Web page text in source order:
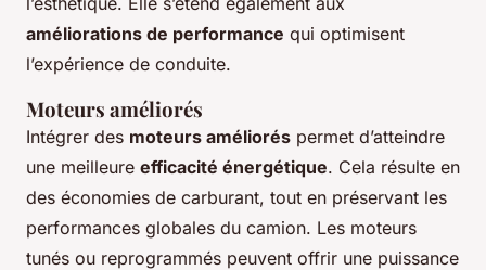
améliorations de performance qui optimisent
l’expérience de conduite.
Moteurs améliorés
Intégrer des moteurs améliorés permet d’atteindre
une meilleure efficacité énergétique. Cela résulte en
des économies de carburant, tout en préservant les
performances globales du camion. Les moteurs
tunés ou reprogrammés peuvent offrir une puissance